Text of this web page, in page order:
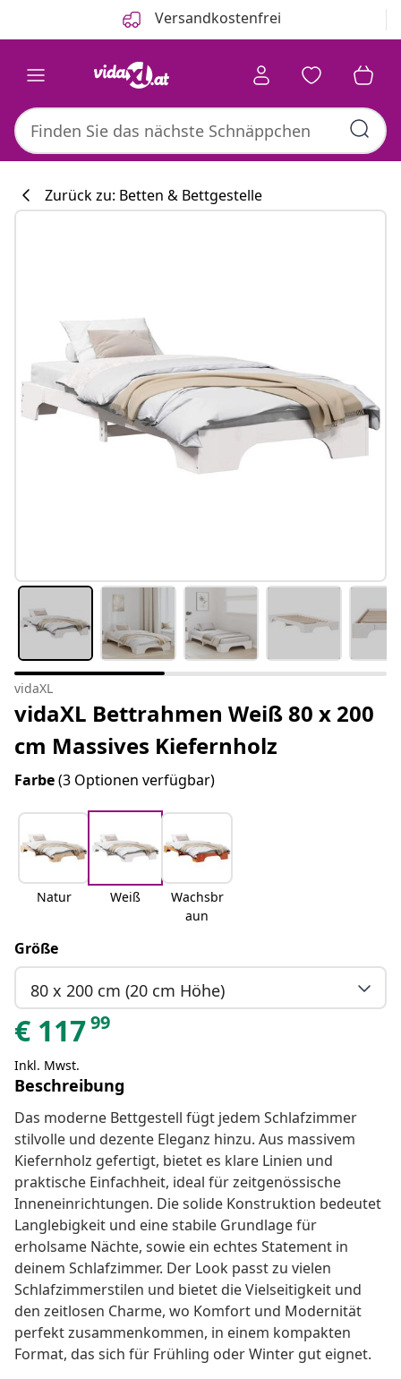
Versandkostenfrei
#sharemevidaxl
Zurück zu: Betten & Bettgestelle
vidaXL
vidaXL Bettrahmen Weiß 80 x 200
cm Massives Kiefernholz
Farbe(3 Optionen verfügbar)
Natur Weiß
Wachsbr
aun
Größe
80 x 200 cm (20 cm Höhe)
€ 11799
Inkl. Mwst.
Beschreibung
Das moderne Bettgestell fügt jedem Schlafzimmer
stilvolle und dezente Eleganz hinzu. Aus massivem
Kiefernholz gefertigt, bietet es klare Linien und
praktische Einfachheit, ideal für zeitgenössische
Inneneinrichtungen. Die solide Konstruktion bedeutet
Langlebigkeit und eine stabile Grundlage für
erholsame Nächte, sowie ein echtes Statement in
deinem Schlafzimmer. Der Look passt zu vielen
Schlafzimmerstilen und bietet die Vielseitigkeit und
den zeitlosen Charme, wo Komfort und Modernität
perfekt zusammenkommen, in einem kompakten
Format, das sich für Frühling oder Winter gut eignet.